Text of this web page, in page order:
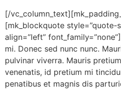
[/
[mk_blockquote style=”quote-
align=”left”
mi. Donec sed nunc nunc.
pulvinar viverra. Mauris
venenatis, id pretium mi
penatibus et magnis dis